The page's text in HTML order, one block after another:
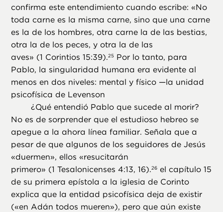
confirma este entendimiento cuando escribe: «No
toda carne es la misma carne, sino que una carne
es la de los hombres, otra carne la de las bestias,
otra la de los peces, y otra la de las
aves» (1 Corintios 15:39).25 Por lo tanto, para
Pablo, la singularidad humana era evidente al
menos en dos niveles: mental y físico —la unidad
psicofísica de Levenson
¿Qué entendió Pablo que sucede al morir?
No es de sorprender que el estudioso hebreo se
apegue a la ahora línea familiar. Señala que a
pesar de que algunos de los seguidores de Jesús
«duermen», ellos «resucitarán
primero» (1 Tesalonicenses 4:13, 16).26 el capítulo 15
de su primera epístola a la iglesia de Corinto
explica que la entidad psicofísica deja de existir
(«en Adán todos mueren»), pero que aún existe